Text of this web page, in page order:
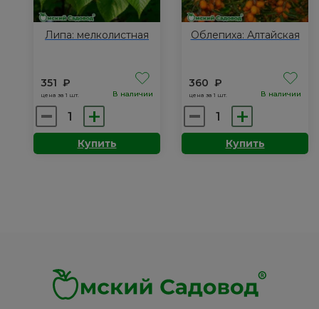
Липа: мелколистная
351 ₽
цена за 1 шт. В наличии
Количество
товара
Купить
Облепиха: Алтайская
360 ₽
цена за 1 шт. В наличии
Количество
товара
Облепиха:Купить